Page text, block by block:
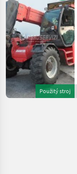
Použitý stroj